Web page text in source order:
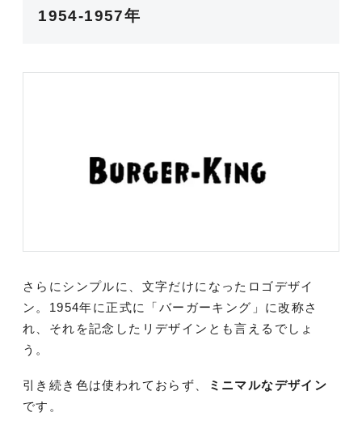
1954-1957年
さらにシンプルに、文字だけになったロゴデザイ
ン。1954年に正式に「バーガーキング」に改称さ
れ、それを記念したリデザインとも言えるでしょ
う。
引き続き色は使われておらず、
ミニマルなデザイン
です。